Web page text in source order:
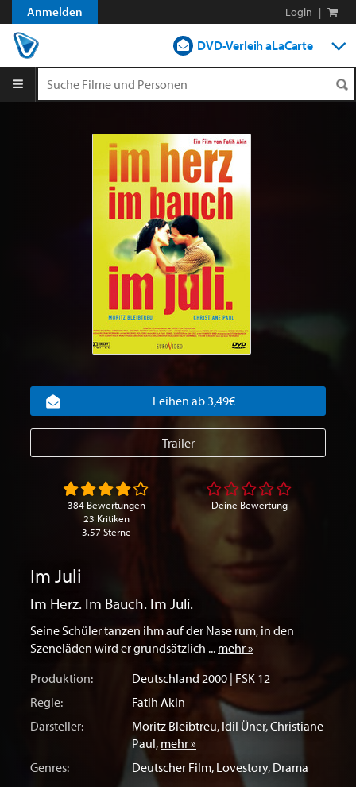
Anmelden Login |
DVD-Verleih aLaCarte
Shop
Blog
Im Juli
Im Herz. Im Bauch. Im Juli.
Seine Schüler tanzen ihm auf der Nase rum, in den
Szeneläden wird er grundsätzlich ... mehr »
Produktion:
Deutschland 2000 | FSK 12
Regie:
Fatih Akin
Darsteller:
Moritz Bleibtreu, Idil Üner,Christiane
Paul, mehr »
Genres:
Deutscher Film, Lovestory, Drama
Leihen ab 3,49€
Trailer
384 Bewertungen
23 Kritiken
3.57 Sterne
Deine Bewertung